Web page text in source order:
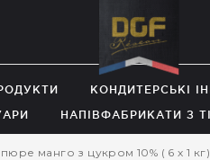
КОНДИТЕРСЬКІ
НАПІВФАБРИКАТИ З
манго з цукром 10% ( 6 х 1 кг)